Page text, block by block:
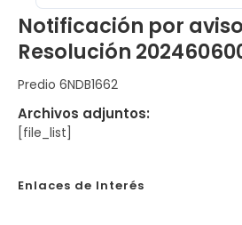
Notificación por
Resolución
Predio 6NDB1662
Archivos adjuntos:
[file_list]
Enlaces de Interés